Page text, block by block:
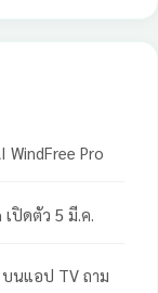
WindFree Pro
ปิดตัว 5 มี.ค.
บนแอป TV ถาม